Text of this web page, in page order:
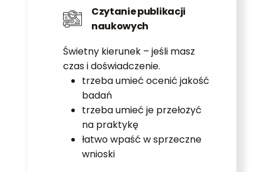
Czytanie publikacji
naukowych
Świetny kierunek – jeśli masz
czas i doświadczenie.
trzeba umieć ocenić jakość
badań
trzeba umieć je przełożyć
na praktykę
łatwo wpaść w sprzeczne
wnioski